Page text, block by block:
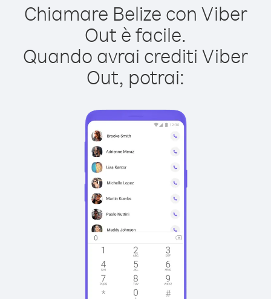
Chiamare Belize con Viber
Out è facile.
Quando avrai crediti Viber
Out, potrai: